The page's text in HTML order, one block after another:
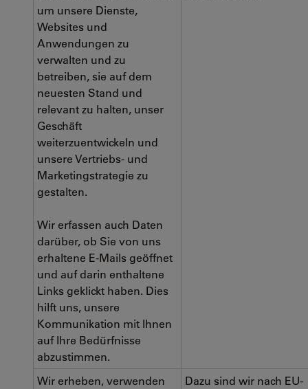
um unsere Dienste,
Websites und
Anwendungen zu
verwalten und zu
betreiben, sie auf dem
neuesten Stand und
relevant zu halten, unser
Geschäft
weiterzuentwickeln und
unsere Vertriebs- und
Marketingstrategie zu
gestalten.
Wir erfassen auch Daten
darüber, ob Sie von uns
erhaltene E-Mails geöffnet
und auf darin enthaltene
Links geklickt haben. Dies
hilft uns, unsere
Kommunikation mit Ihnen
auf Ihre Bedürfnisse
abzustimmen.
Wir erheben, verwenden
Dazu sind wir nach EU-